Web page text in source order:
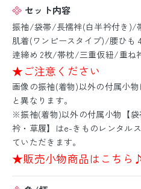
セット内容
振袖/袋帯/長襦袢(白半衿付き
肌着(ワンピースタイプ)/腰ひ
逹締め 2枚/帯枕/三重仮紐/重ね
★ご注意ください
画像の振袖(着物)以外の付属小
と異なります。
※振袖(着物)以外の付属小物【
衿・草履】はe-きものレンタル
ていただきます。
★販売小物商品はこちら♪